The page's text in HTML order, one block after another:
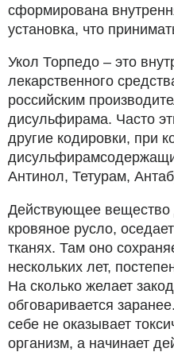
сформирована
установка, что
Укол Торпедо – это
лекарственного
российским
дисульфирама. Часто
другие кодировки, при
Антинол, Тетурам,
Действующее
кровяное русло,
тканях. Там оно
нескольких лет,
На сколько желает
обговаривается
себе не оказывает
организм, а начинает